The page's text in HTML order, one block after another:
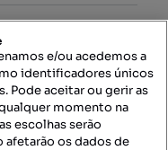
e/ou acedemos a
identificadores únicos
Pode aceitar ou gerir as
momento na
escolhas serão
afetarão os dados de